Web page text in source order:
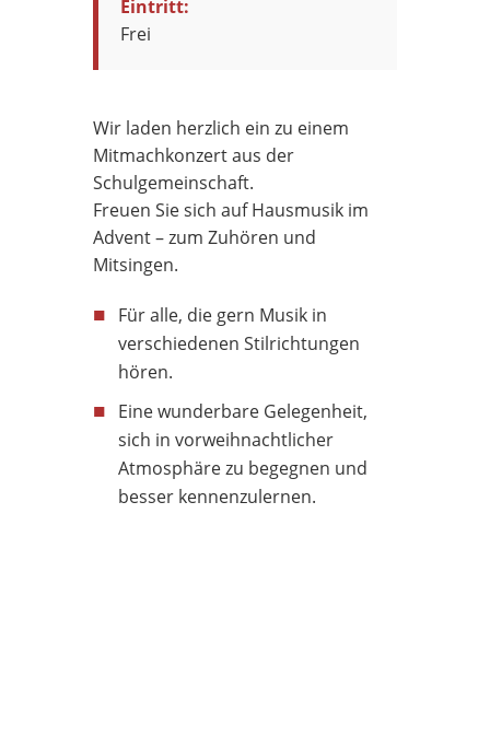
Eintritt:
Frei
Wir laden herzlich ein zu einem
Mitmachkonzert aus der
Schulgemeinschaft.
Freuen Sie sich auf Hausmusik im
Advent – zum Zuhören und
Mitsingen.
■
Für alle, die gern Musik in
verschiedenen Stilrichtungen
hören.
■
Eine wunderbare Gelegenheit,
sich in vorweihnachtlicher
Atmosphäre zu begegnen und
besser kennenzulernen.